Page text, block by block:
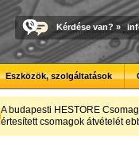
Kérdése van? »
Eszközök, szolgáltatások
A budapesti HESTORE
értesített csomagok átvételét
Modulvilág
Fejlesztés, szórakozás
Új PLA
Kiváló árfekvésű, sok
Megbízható
Új, modern